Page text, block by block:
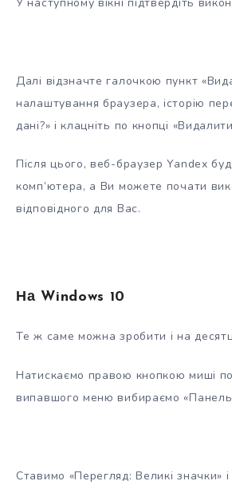
Далі відзначте галочкою пункт
налаштування браузера, історію
дані?» і клацніть по кнопці
Після цього, веб-браузер Yandex
комп’ютера, а Ви можете почати
відповідного для Вас.
На Windows 10
Те ж саме можна зробити і на
Натискаємо правою кнопкою миші по
випавшого меню вибираємо «Панель
Ставимо «Перегляд: Великі значки»